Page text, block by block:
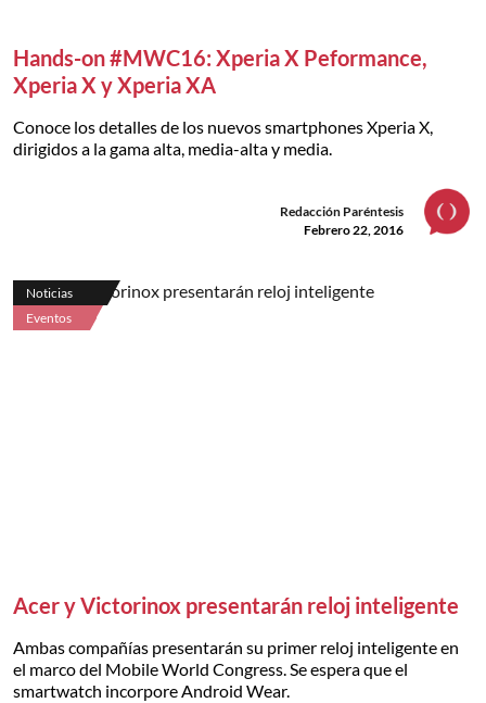
Hands-on #MWC16: Xperia X Peformance,
Xperia X y Xperia XA
Conoce los detalles de los nuevos smartphones Xperia X,
dirigidos a la gama alta, media-alta y media.
Redacción Paréntesis
Febrero 22, 2016
Noticias
Eventos
Acer y Victorinox presentarán reloj inteligente
Ambas compañías presentarán su primer reloj inteligente en
el marco del Mobile World Congress. Se espera que el
smartwatch incorpore Android Wear.